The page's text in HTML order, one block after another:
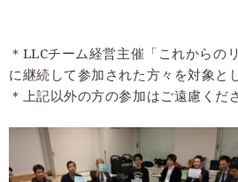
＊LLCチーム経営主催「これからの
に継続して参加された方々を対象と
＊上記以外の方の参加はご遠慮くだ